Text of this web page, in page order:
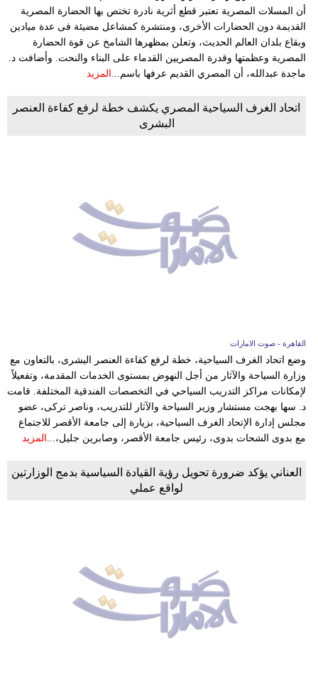
أن المسلات المصرية تعتبر قطع أثرية نادرة تختص بها الحضارة المصرية
القديمة دون الحضارات الأخرى، ومنتشرة كمشاعل مضيئة فى عدة ميادين
وبقاع بلدان العالم الحديث، وتعلن بمظهرها الشامخ عن قوة الحضارة
المصرية وعظمتها وقدرة المصريين القدماء على البناء والنحت. وأضافت د.
ماجدة عبدالله، أن المصري القديم عرفها باسم...
المزيد
اتحاد الغرف السياحية المصري يكشف خطة لرفع كفاءة العنصر
البشرى
القاهرة - صوت الامارات
وضع اتحاد الغرف السياحية، خطة لرفع كفاءة العنصر البشرى، بالتعاون مع
وزارة السياحة والآثار من أجل النهوض بمستوى الخدمات المقدمة، وتفعيلاً
لإمكانات مراكز التدريب السياحي في التخصصات الفندقية المختلفة. قامت
د. سها بهجت مستشار وزير السياحة والآثار للتدريب، وناصر تركى، عضو
مجلس إدارة الإتحاد الغرف السياحية، بزيارة إلى جامعة الأقصر للاجتماع
مع بدوى الشحات بدوى، رئيس جامعة الأقصر، وصابرين جليل،... المزيد
العناني يؤكد ضرورة تحويل رؤية القيادة السياسية بدمج الوزارتين
لواقع عملي